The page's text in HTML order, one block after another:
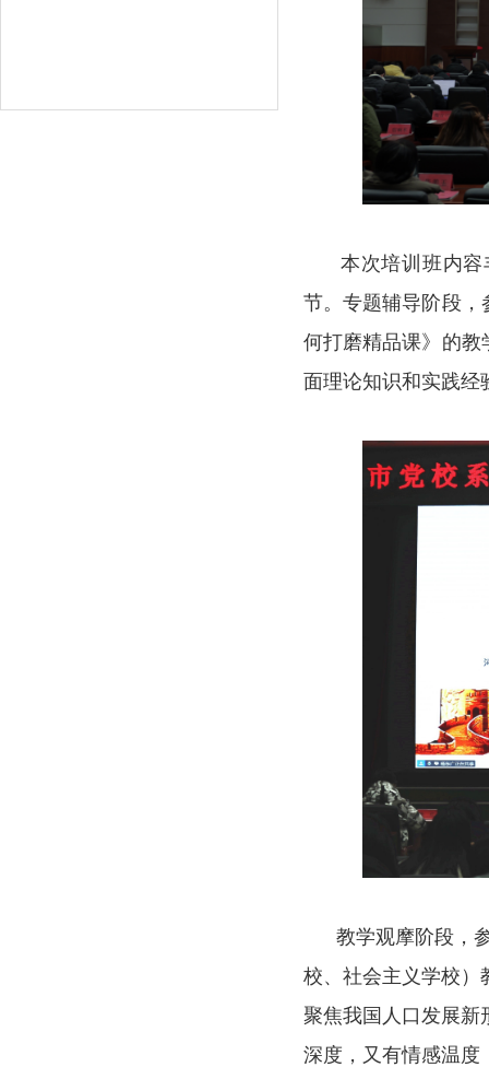
本次培训班内容
节。专题辅导 阶段，
何打磨精品课》的
面理论知识和实践经
教学观摩阶段，参
校、社会主义学校）
聚焦我国人口发展新
深度，又有情感温度